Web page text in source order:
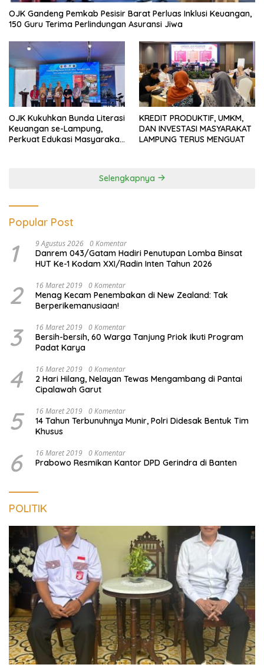
OJK Gandeng Pemkab Pesisir Barat Perluas Inklusi Keuangan,
150 Guru Terima Perlindungan Asuransi Jiwa
OJK Kukuhkan Bunda Literasi
Keuangan se-Lampung,
Perkuat Edukasi Masyarakat
KREDIT PRODUKTIF, UMKM,
DAN INVESTASI MASYARAKAT
LAMPUNG TERUS MENGUAT
Selengkapnya
Popular Post
1 9 Agustus 2026 0 Komentar
Danrem 043/Gatam Hadiri Penutupan Lomba Binsat
HUT Ke-1 Kodam XXI/Radin Inten Tahun 2026
2 16 Maret 2019 0 Komentar
Menag Kecam Penembakan di New Zealand: Tak
Berperikemanusiaan!
3 16 Maret 2019 0 Komentar
Bersih-bersih, 60 Warga Tanjung Priok Ikuti Program
Padat Karya
4 16 Maret 2019 0 Komentar
2 Hari Hilang, Nelayan Tewas Mengambang di Pantai
Cipalawah Garut
5 16 Maret 2019 0 Komentar
14 Tahun Terbunuhnya Munir, Polri Didesak Bentuk Tim
Khusus
6 16 Maret 2019 0 Komentar
Prabowo Resmikan Kantor DPD Gerindra di Banten
POLITIK